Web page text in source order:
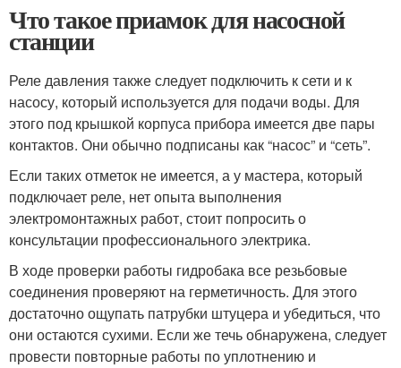
Что такое приамок для насосной
станции
Реле давления также следует подключить к сети и к
насосу, который используется для подачи воды. Для
этого под крышкой корпуса прибора имеется две пары
контактов. Они обычно подписаны как “насос” и “сеть”.
Если таких отметок не имеется, а у мастера, который
подключает реле, нет опыта выполнения
электромонтажных работ, стоит попросить о
консультации профессионального электрика.
В ходе проверки работы гидробака все резьбовые
соединения проверяют на герметичность. Для этого
достаточно ощупать патрубки штуцера и убедиться, что
они остаются сухими. Если же течь обнаружена, следует
провести повторные работы по уплотнению и